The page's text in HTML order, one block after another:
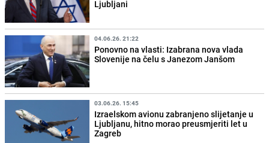
Ljubljani
04.06.26. 21:22
Ponovno na vlasti: Izabrana nova vlada
Slovenije na čelu s Janezom Janšom
03.06.26. 15:45
Izraelskom avionu zabranjeno slijetanje u
Ljubljanu, hitno morao preusmjeriti let u
Zagreb